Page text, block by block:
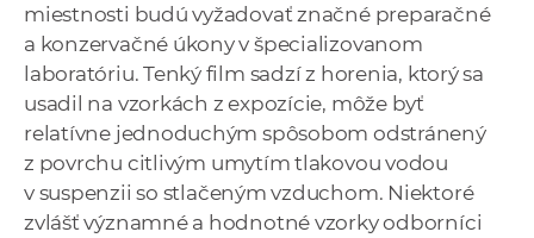
miestnosti budú vyžadovať značné preparačné
a konzervačné úkony v špecializovanom
laboratóriu. Tenký film sadzí z horenia, ktorý sa
usadil na vzorkách z expozície, môže byť
relatívne jednoduchým spôsobom odstránený
z povrchu citlivým umytím tlakovou vodou
v suspenzii so stlačeným vzduchom. Niektoré
zvlášť významné a hodnotné vzorky odborníci